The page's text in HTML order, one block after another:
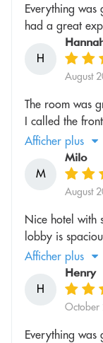
Everything was
had a great
H
August
The room was
I called the
Afficher plus
M
Milo
August
Nice hotel with
lobby is
Afficher plus
H
Henry
October
Everything